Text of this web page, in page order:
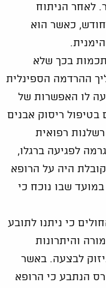
לאחר הניתוח
כאשר הוא
בכך שלא
ההרדמה הספינלית
לו האפשרות של
ריסוק אבנים
רפואית
לפגיעה ברגלו,
היה על הרופא
שבו נוכח כי
כי ניתנו לתובע
והיתרונות
לבצעה. באשר
הנתבע כי הרופא